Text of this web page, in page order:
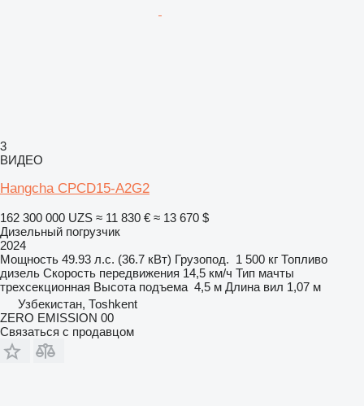
3
ВИДЕО
Hangcha CPCD15-A2G2
162 300 000 UZS ≈ 11 830 € ≈ 13 670 $
Дизельный погрузчик
2024
Мощность 49.93 л.с. (36.7 кВт) Грузопод. 1 500 кг Топливо
дизель Скорость передвижения 14,5 км/ч Тип мачты
трехсекционная Высота подъема 4,5 м Длина вил 1,07 м
Узбекистан, Тоshkent
ZERO EMISSION 00
Связаться с продавцом